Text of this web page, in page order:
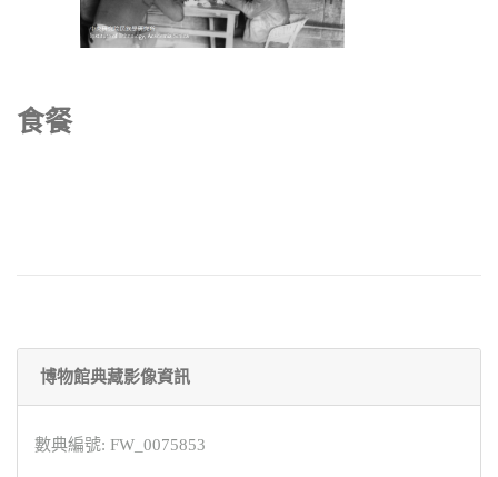
食餐
博物館典藏影像資訊
數典編號: FW_0075853